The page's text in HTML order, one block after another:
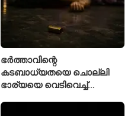
ഭർത്താവിന്റെ
കടബാധ്യതയെ ചൊല്ലി
ഭാര്യയെ വെടിവെച്ച്